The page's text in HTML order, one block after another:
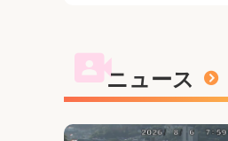
ニュース